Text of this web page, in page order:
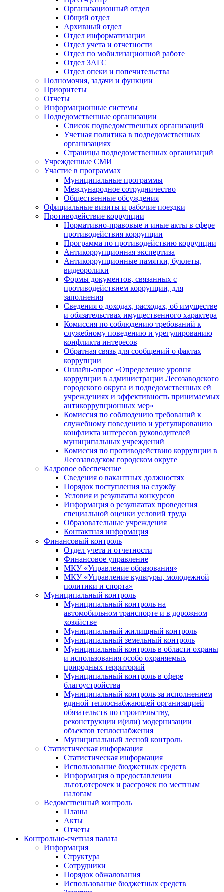
Организационный отдел
Общий отдел
Архивный отдел
Отдел информатизации
Отдел учета и отчетности
Отдел по мобилизационной работе
Отдел ЗАГС
Отдел опеки и попечительства
Полномочия, задачи и функции
Приоритеты
Отчеты
Информационные системы
Подведомственные организации
Список подведомственных организаций
Учетная политика в подведомственных
организациях
Страницы подведомственных организаций
Учрежденные СМИ
Участие в программах
Муниципальные программы
Международное сотрудничество
Общественные обсуждения
Официальные визиты и рабочие поездки
Противодействие коррупции
Нормативно-правовые и иные акты в сфере
противодействия коррупции
Программа по противодействию коррупции
Антикоррупционная экспертиза
Антикоррупционные памятки, буклеты,
видеоролики
Формы документов, связанных с
противодействием коррупции, для
заполнения
Сведения о доходах, расходах, об имуществе
и обязательствах имущественного характера
Комиссия по соблюдению требований к
служебному поведению и урегулированию
конфликта интересов
Обратная связь для сообщений о фактах
коррупции
Онлайн-опрос «Определение уровня
коррупции в администрации Лесозаводского
городского округа и подведомственных ей
учреждениях и эффективность принимаемых
антикоррупционных мер»
Комиссия по соблюдению требований к
служебному поведению и урегулированию
конфликта интересов руководителей
муниципальных учреждений
Комиссия по противодействию коррупции в
Лесозаводском городском округе
Кадровое обеспечение
Сведения о вакантных должностях
Порядок поступления на службу
Условия и результаты конкурсов
Информация о результатах проведения
специальной оценки условий труда
Образовательные учреждения
Контактная информация
Финансовый контроль
Отдел учета и отчетности
Финансовое управление
МКУ «Управление образования»
МКУ «Управление культуры, молодежной
политики и спорта»
Муниципальный контроль
Муниципальный контроль на
автомобильном транспорте и в дорожном
хозяйстве
Муниципальный жилищный контроль
Муниципальный земельный контроль
Муниципальный контроль в области охраны
и использования особо охраняемых
природных территорий
Муниципальный контроль в сфере
благоустройства
Муниципальный контроль за исполнением
единой теплоснабжающей организацией
обязательств по строительству,
реконструкции и(или) модернизации
объектов теплоснабжения
Муниципальный лесной контроль
Статистическая информация
Статистическая информация
Использование бюджетных средств
Информация о предоставлении
льгот,отсрочек и рассрочек по местным
налогам
Ведомственный контроль
Планы
Акты
Отчеты
Контрольно-счетная палата
Информация
Структура
Сотрудники
Порядок обжалования
Использование бюджетных средств